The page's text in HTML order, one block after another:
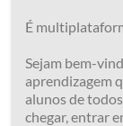
É
Sejam bem-
aprendizagem
alunos de
chegar, entrar